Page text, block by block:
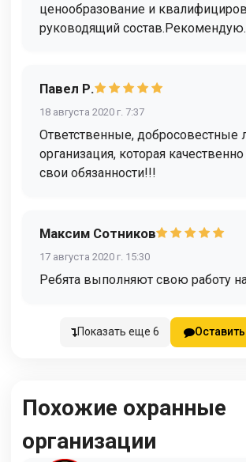
ценообразование и
руководящий состав.Рекомендую.
Павел Р.
18 августа 2020 г. 7:37
Ответственные, добросовестные
организация, которая
свои обязанности!!!
Максим Сотников
17 августа 2020 г. 15:30
Ребята выполняют свою работу
Показать еще 6
Похожие охранные
организации